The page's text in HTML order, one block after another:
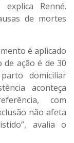
Renné.
de mortes
é aplicado
ação é de 30
domiciliar
aconteça
com
não afeta
avalia o